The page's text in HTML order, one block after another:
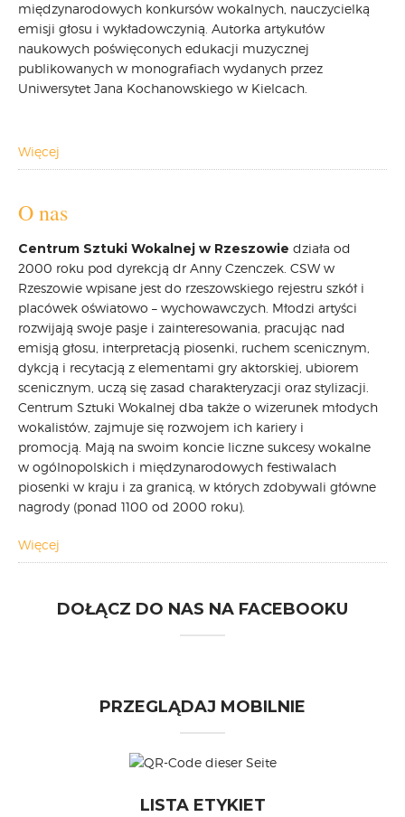
FESTIWAL PATRIOTYCZNY
WYDARZENIA
PŁYTY CD
MULTIMEDIA
GALERIA
ZGŁOŚ UDZIAŁ
międzynarodowych konkursów wokalnych, nauczycielką
emisji głosu i wykładowczynią. Autorka artykułów
naukowych poświęconych edukacji muzycznej
publikowanych w monografiach wydanych przez
Uniwersytet Jana Kochanowskiego w Kielcach.
Więcej
O nas
Centrum Sztuki Wokalnej w Rzeszowie działa od
2000 roku pod dyrekcją dr Anny Czenczek. CSW w
Rzeszowie wpisane jest do rzeszowskiego rejestru szkół i
placówek oświatowo – wychowawczych. Młodzi artyści
rozwijają swoje pasje i zainteresowania, pracując nad
emisją głosu, interpretacją piosenki, ruchem scenicznym,
dykcją i recytacją z elementami gry aktorskiej, ubiorem
scenicznym, uczą się zasad charakteryzacji oraz stylizacji.
Centrum Sztuki Wokalnej dba także o wizerunek młodych
wokalistów, zajmuje się rozwojem ich kariery i
promocją. Mają na swoim koncie liczne sukcesy wokalne
w ogólnopolskich i międzynarodowych festiwalach
piosenki w kraju i za granicą, w których zdobywali główne
nagrody (ponad 1100 od 2000 roku).
Więcej
DOŁĄCZ DO NAS NA FACEBOOKU
PRZEGLĄDAJ MOBILNIE
LISTA ETYKIET